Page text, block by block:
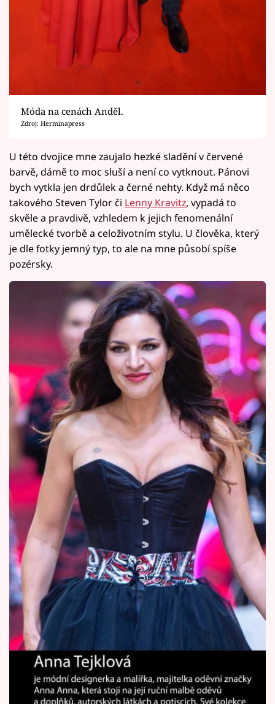
Móda na cenách Anděl.
Zdroj: Herminapress
U této dvojice mne zaujalo hezké sladění v červené
barvě, dámě to moc sluší a není co vytknout. Pánovi
bych vytkla jen drdůlek a černé nehty. Když má něco
takového Steven Tylor či Lenny Kravitz, vypadá to
skvěle a pravdivě, vzhledem k jejich fenomenální
umělecké tvorbě a celoživotním stylu. U člověka, který
je dle fotky jemný typ, to ale na mne působí spíše
pozérsky.